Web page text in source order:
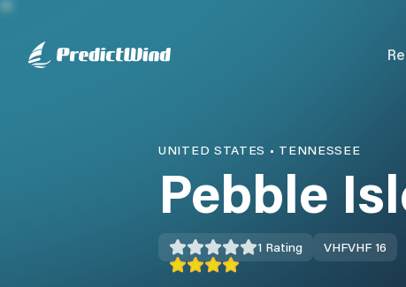
UNITED STATES • TENNESSEE
Pebble
1 Rating VHFVHF 16